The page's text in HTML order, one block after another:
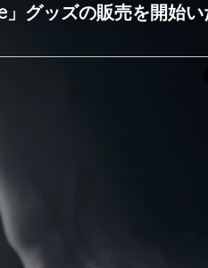
グッズの販売を開始い